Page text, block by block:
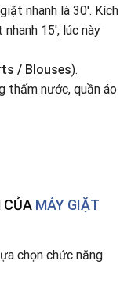
nhanh là 30′. Kích
15′, lúc này
/ Blouses).
thấm nước, quần áo
CỦA MÁY GIẶT
chọn chức năng